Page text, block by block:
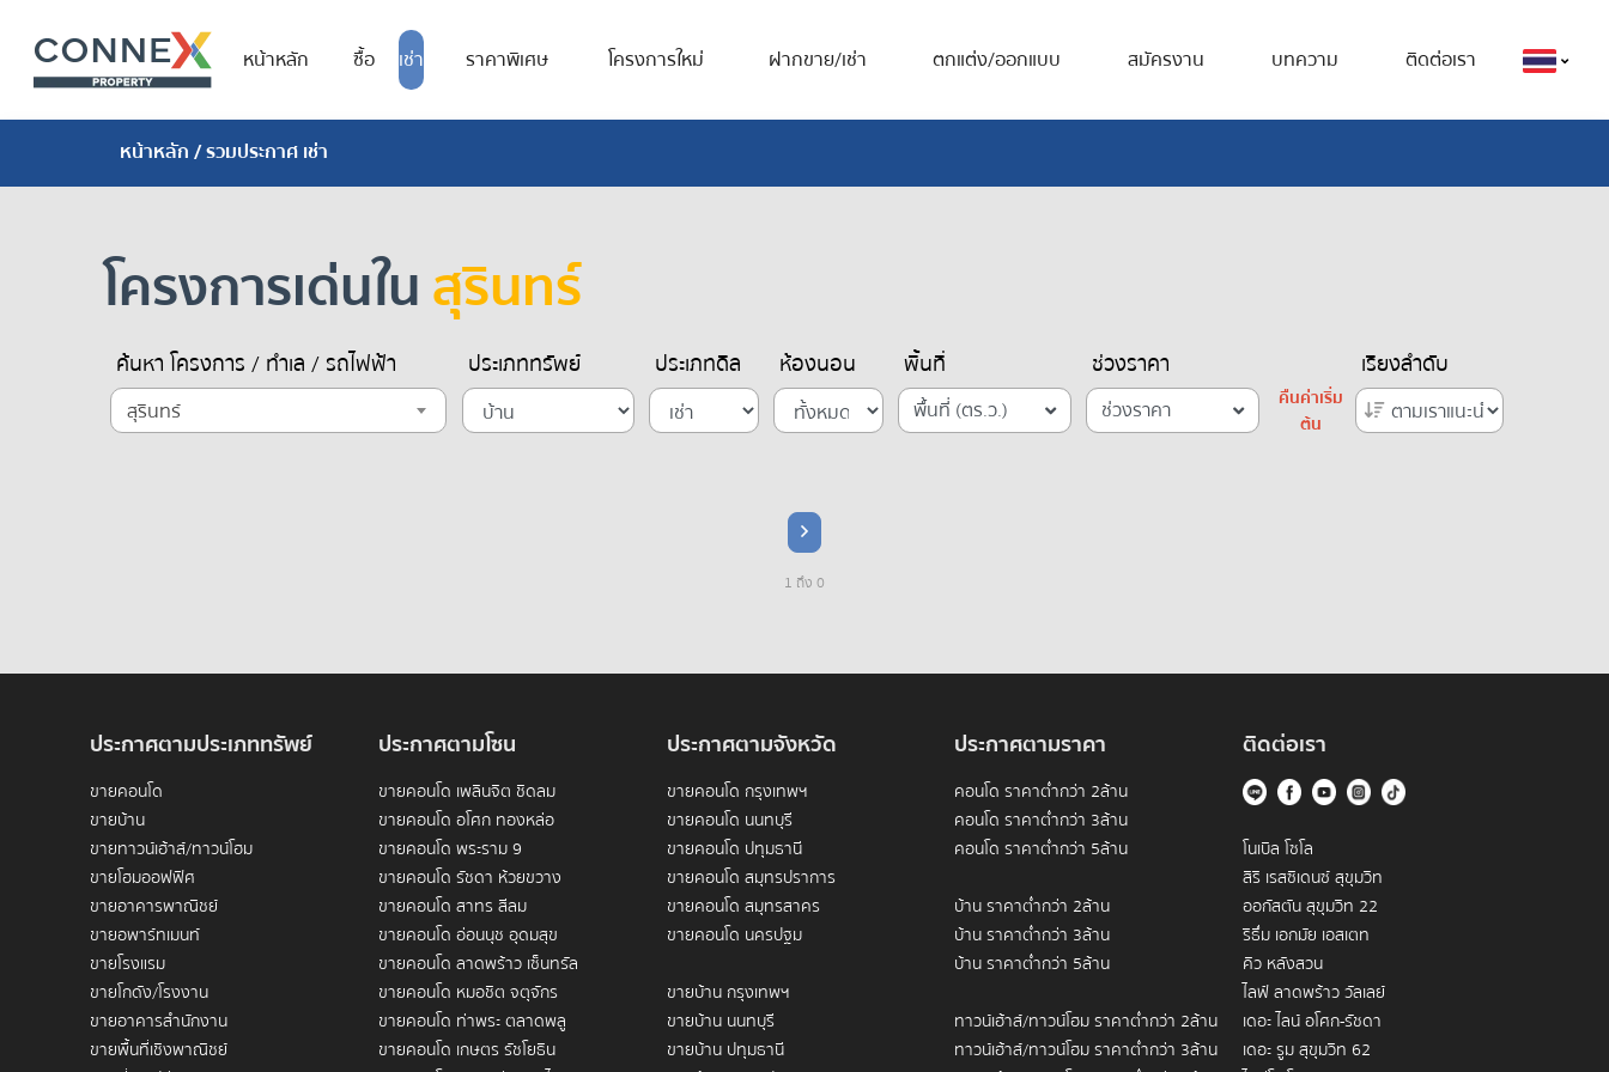
หน้าหลัก ซื้อ เช่า ราคาพิเศษ โครงการใหม่ ฝากขาย/เช่า ตกแต่ง/ออกแบบ สมัครงาน บทความ ติดต่อเรา
หน้าหลัก/ รวมประกาศ เช่า
โครงการเด่นในสุรินทร์
ค้นหา โครงการ / ทำเล / รถไฟฟ้า
สุรินทร์
ประเภททรัพย์ ประเภทดีล ห้องนอน พื้นที่
พื้นที่ (ตร.ว.)
ช่วงราคา
ช่วงราคา
คืนค่าเริ่ม
ต้น
เรียงลำดับ
1 ถึง 0
ประกาศตามประเภททรัพย์
ขายคอนโด
ขายบ้าน
ขายทาวน์เฮ้าส์/ทาวน์โฮม
ขายโฮมออฟฟิศ
ขายอาคารพาณิชย์
ขายอพาร์ทเมนท์
ขายโรงแรม
ขายโกดัง/โรงงาน
ขายอาคารสำนักงาน
ขายพื้นที่เชิงพาณิชย์
ประกาศตามโซน
ขายคอนโด เพลินจิต ชิดลม
ขายคอนโด อโศก ทองหล่อ
ขายคอนโด พระราม 9
ขายคอนโด รัชดา ห้วยขวาง
ขายคอนโด สาทร สีลม
ขายคอนโด อ่อนนุช อุดมสุข
ขายคอนโด ลาดพร้าว เซ็นทรัล
ขายคอนโด หมอชิต จตุจักร
ขายคอนโด ท่าพระ ตลาดพลู
ขายคอนโด เกษตร รัชโยธิน
ประกาศตามจังหวัด
ขายคอนโด กรุงเทพฯ
ขายคอนโด นนทบุรี
ขายคอนโด ปทุมธานี
ขายคอนโด สมุทรปราการ
ขายคอนโด สมุทรสาคร
ขายคอนโด นครปฐม
ขายบ้าน กรุงเทพฯ
ขายบ้าน นนทบุรี
ขายบ้าน ปทุมธานี
ประกาศตามราคา
คอนโด ราคาต่ำกว่า 2ล้าน
คอนโด ราคาต่ำกว่า 3ล้าน
คอนโด ราคาต่ำกว่า 5ล้าน
บ้าน ราคาต่ำกว่า 2ล้าน
บ้าน ราคาต่ำกว่า 3ล้าน
บ้าน ราคาต่ำกว่า 5ล้าน
ทาวน์เฮ้าส์/ทาวน์โฮม ราคาต่ำกว่า 2ล้าน
ทาวน์เฮ้าส์/ทาวน์โฮม ราคาต่ำกว่า 3ล้าน
ติดต่อเรา
โนเบิล โซโล
สิริ เรสซิเดนซ์ สุขุมวิท
ออกัสตัน สุขุมวิท 22
ริธึ่ม เอกมัย เอสเตท
คิว หลังสวน
ไลฟ์ ลาดพร้าว วัลเลย์
เดอะ ไลน์ อโศก-รัชดา
เดอะ รูม สุขุมวิท 62